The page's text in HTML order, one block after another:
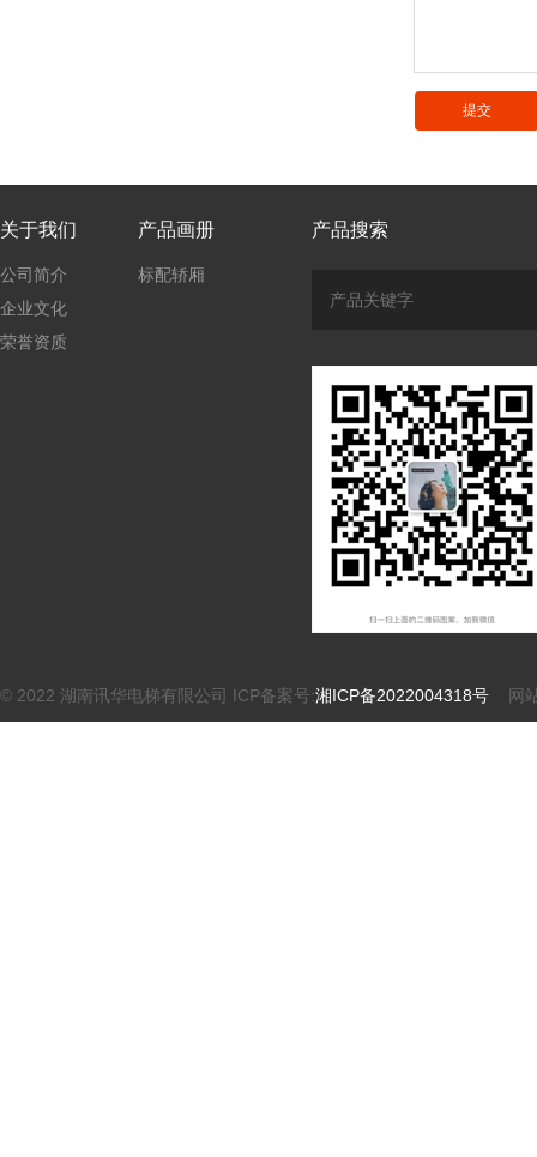
关于我们
公司简介
企业文化
荣誉资质
产品画册
标配轿厢
产品搜索
© 2022 湖南讯华电梯有限公司 ICP备案号:湘ICP备2022004318号 网